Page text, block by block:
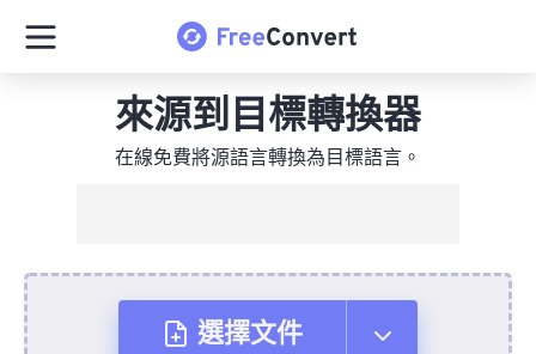
來源到目標轉換器
在線免費將源語言轉換為目標語言。
選擇文件